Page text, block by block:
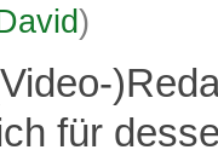
)
für